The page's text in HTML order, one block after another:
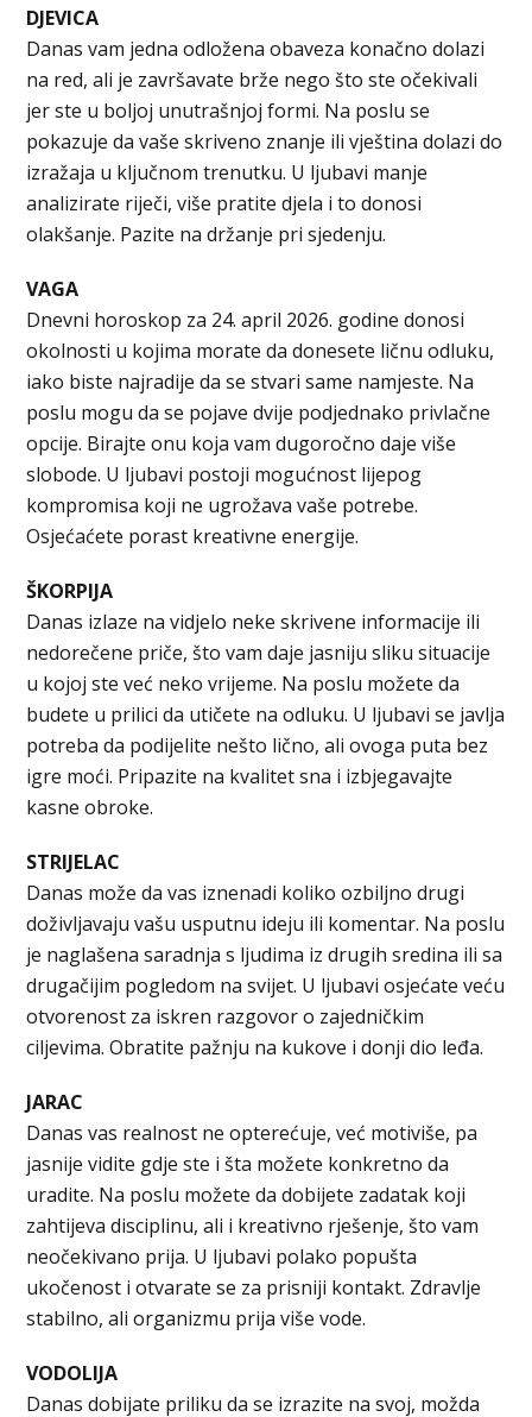
DJEVICA
Danas vam jedna odložena obaveza konačno dolazi
na red, ali je završavate brže nego što ste očekivali
jer ste u boljoj unutrašnjoj formi. Na poslu se
pokazuje da vaše skriveno znanje ili vještina dolazi do
izražaja u ključnom trenutku. U ljubavi manje
analizirate riječi, više pratite djela i to donosi
olakšanje. Pazite na držanje pri sjedenju.
VAGA
Dnevni horoskop za 24. april 2026. godine donosi
okolnosti u kojima morate da donesete ličnu odluku,
iako biste najradije da se stvari same namjeste. Na
poslu mogu da se pojave dvije podjednako privlačne
opcije. Birajte onu koja vam dugoročno daje više
slobode. U ljubavi postoji mogućnost lijepog
kompromisa koji ne ugrožava vaše potrebe.
Osjećaćete porast kreativne energije.
ŠKORPIJA
Danas izlaze na vidjelo neke skrivene informacije ili
nedorečene priče, što vam daje jasniju sliku situacije
u kojoj ste već neko vrijeme. Na poslu možete da
budete u prilici da utičete na odluku. U ljubavi se javlja
potreba da podijelite nešto lično, ali ovoga puta bez
igre moći. Pripazite na kvalitet sna i izbjegavajte
kasne obroke.
STRIJELAC
Danas može da vas iznenadi koliko ozbiljno drugi
doživljavaju vašu usputnu ideju ili komentar. Na poslu
je naglašena saradnja s ljudima iz drugih sredina ili sa
drugačijim pogledom na svijet. U ljubavi osjećate veću
otvorenost za iskren razgovor o zajedničkim
ciljevima. Obratite pažnju na kukove i donji dio leđa.
JARAC
Danas vas realnost ne opterećuje, već motiviše, pa
jasnije vidite gdje ste i šta možete konkretno da
uradite. Na poslu možete da dobijete zadatak koji
zahtijeva disciplinu, ali i kreativno rješenje, što vam
neočekivano prija. U ljubavi polako popušta
ukočenost i otvarate se za prisniji kontakt. Zdravlje
stabilno, ali organizmu prija više vode.
VODOLIJA
Danas dobijate priliku da se izrazite na svoj, možda